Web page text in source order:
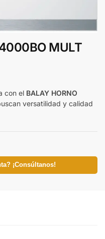
MULT
con el BALAY HORNO
versatilidad y calidad
¡Consúltanos!